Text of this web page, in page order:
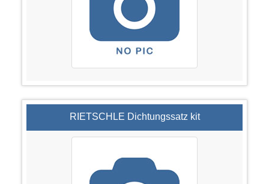
RIETSCHLE Dichtungssatz kit